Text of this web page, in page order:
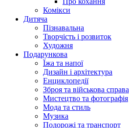
Комікси
Дитяча
Пізнавальна
Творчість і розвиток
Художня
Подарункова
Їжа та напої
Дизайн і архітектура
Енциклопедії
Зброя та військова справа
Мистецтво та фотографія
Мода та стиль
Музика
Подорожі та транспорт